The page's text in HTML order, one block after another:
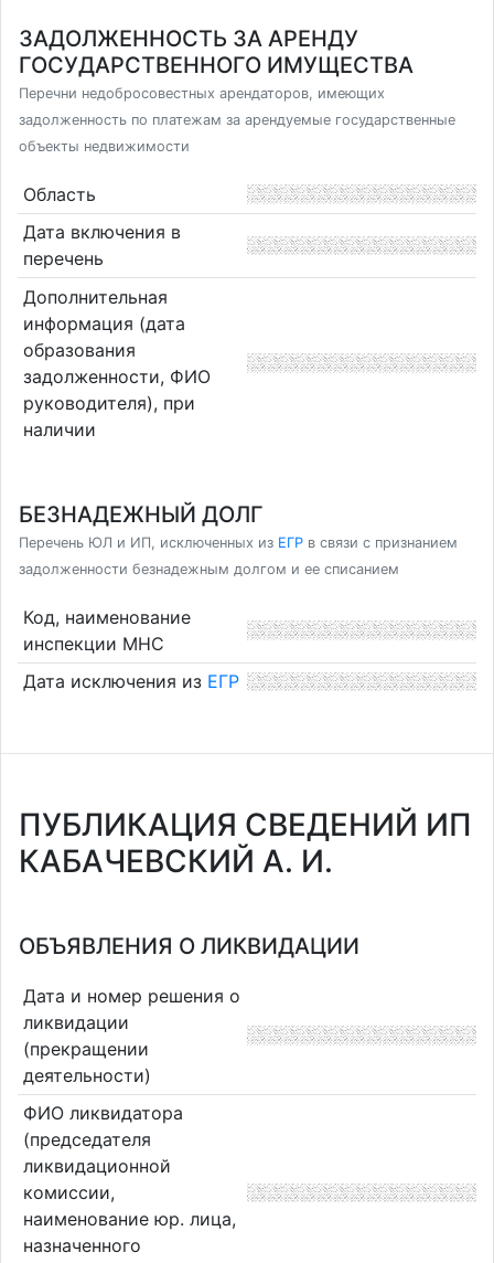
ЗАДОЛЖЕННОСТЬ ЗА АРЕНДУ
ГОСУДАРСТВЕННОГО ИМУЩЕСТВА
Перечни недобросовестных арендаторов, имеющих
задолженность по платежам за арендуемые государственные
объекты недвижимости
Область
Дата включения в
перечень
Дополнительная
информация (дата
образования
задолженности, ФИО
руководителя), при
наличии
БЕЗНАДЕЖНЫЙ ДОЛГ
Перечень ЮЛ и ИП, исключенных из ЕГР в связи с признанием
задолженности безнадежным долгом и ее списанием
Код, наименование
инспекции МНС
Дата исключения из ЕГР
ПУБЛИКАЦИЯ СВЕДЕНИЙ ИП
КАБАЧЕВСКИЙ А. И.
ОБЪЯВЛЕНИЯ О ЛИКВИДАЦИИ
Дата и номер решения о
ликвидации
(прекращении
деятельности)
ФИО ликвидатора
(председателя
ликвидационной
комиссии,
наименование юр. лица,
назначенного